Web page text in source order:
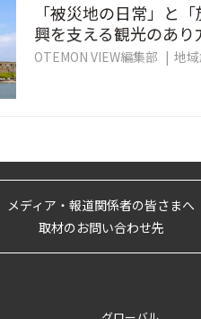
「被災地の日常」と
興を支える観光のあり
OTEMON VIEW編集部 地
メディア・報道関係者の皆さまへ
取材のお問い合わせ先